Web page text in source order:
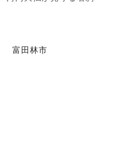
富田林市